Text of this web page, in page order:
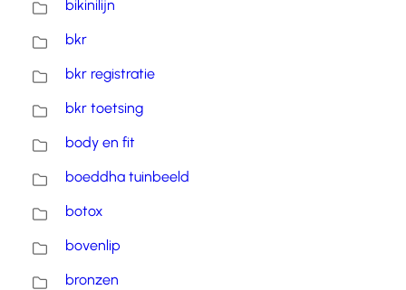
bikinilijn
bkr
bkr registratie
bkr toetsing
body en fit
boeddha tuinbeeld
botox
bovenlip
bronzen